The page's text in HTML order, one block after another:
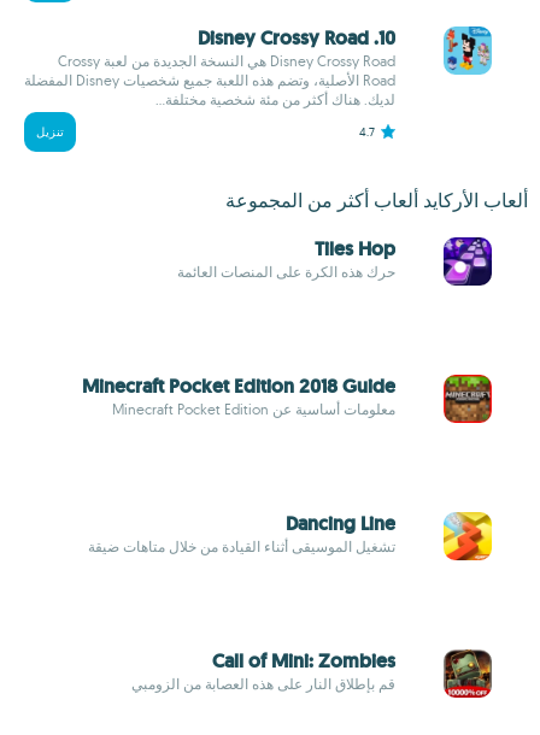
10. Disney Crossy Road
Disney Crossy Road هي النسخة الجديدة من لعبة Crossy
Road الأصلية، وتضم هذه اللعبة جميع شخصيات Disney المفضلة
لديك. هناك أكثر من مئة شخصية مختلفة...
4.7 تنزيل
ألعاب الأركايد ألعاب أكثر من المجموعة
Tiles Hop
حرك هذه الكرة على المنصات العائمة
Minecraft Pocket Edition 2018 Guide
معلومات أساسية عن Minecraft Pocket Edition
Dancing Line
تشغيل الموسيقى أثناء القيادة من خلال متاهات ضيقة
Call of Mini: Zombies
قم بإطلاق النار على هذه العصابة من الزومبي